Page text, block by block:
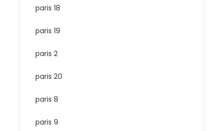
paris 18
paris 19
paris 2
paris 20
paris 8
paris 9